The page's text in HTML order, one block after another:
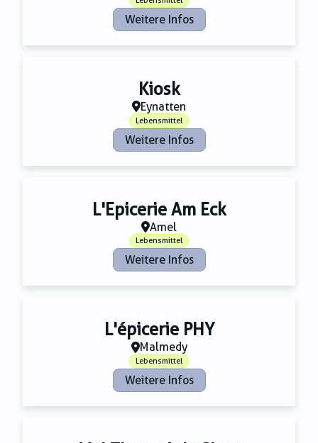
Weitere Infos
Kiosk
Eynatten
Lebensmittel
Weitere Infos
L'Epicerie Am Eck
Amel
Lebensmittel
Weitere Infos
L'épicerie PHY
Malmedy
Lebensmittel
Weitere Infos